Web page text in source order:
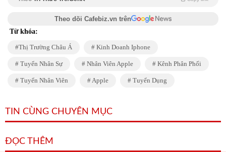
Theo dõi Cafebiz.vn trên
Từ khóa:
Thị Trường Châu Á Kinh Doanh Iphone
Tuyển Nhân Sự Nhân Viên Apple Kênh Phân Phối
Tuyển Nhân Viên Apple Tuyển Dụng
TIN CÙNG CHUYÊN MỤC
ĐỌC THÊM